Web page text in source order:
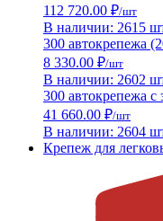
112 720.00 ₽/шт
В наличии: 2615
300 автокрепежа
8 330.00 ₽/шт
В наличии: 2602
300 автокрепежа
41 660.00 ₽/шт
В наличии: 2604
Крепеж для